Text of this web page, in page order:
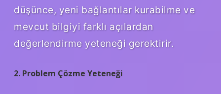
düşünce, yeni bağlantılar kurabilme ve
mevcut bilgiyi farklı açılardan
değerlendirme yeteneği gerektirir.
2. Problem Çözme Yeteneği